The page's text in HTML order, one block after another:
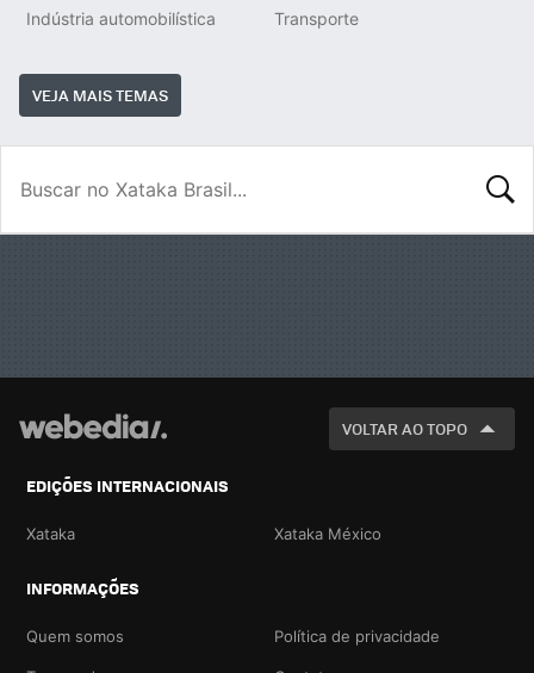
Indústria automobilística Transporte
VEJA MAIS TEMAS
VOLTAR AO TOPO
EDIÇÕES INTERNACIONAIS
Xataka Xataka México
INFORMAÇÕES
Quem somos Política de privacidade